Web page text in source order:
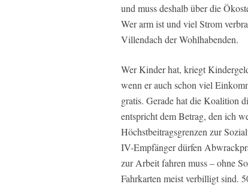
und muss deshalb über die
Wer arm ist und viel Strom
Villendach der Wohlhabenden.
Wer Kinder hat, kriegt
wenn er auch schon viel
gratis. Gerade hat die Koalition
entspricht dem Betrag, den ich
Höchstbeitragsgrenzen zur
IV-Empfänger dürfen
zur Arbeit fahren muss – ohne
Fahrkarten meist verbilligt sind.